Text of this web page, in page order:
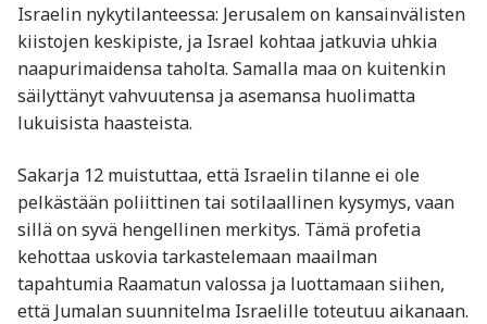
Israelin nykytilanteessa: Jerusalem on kansainvälisten
kiistojen keskipiste, ja Israel kohtaa jatkuvia uhkia
naapurimaidensa taholta. Samalla maa on kuitenkin
säilyttänyt vahvuutensa ja asemansa huolimatta
lukuisista haasteista.
Sakarja 12 muistuttaa, että Israelin tilanne ei ole
pelkästään poliittinen tai sotilaallinen kysymys, vaan
sillä on syvä hengellinen merkitys. Tämä profetia
kehottaa uskovia tarkastelemaan maailman
tapahtumia Raamatun valossa ja luottamaan siihen,
että Jumalan suunnitelma Israelille toteutuu aikanaan.